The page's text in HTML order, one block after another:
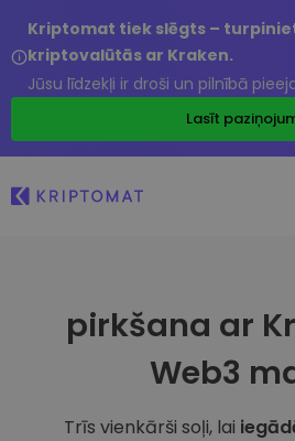
Kriptomat tiek slēgts –
kriptovalūtās ar Kraken.
Jūsu līdzekļi ir droši un pilnībā
Lasīt
pirkšana ar
Web3
Trīs vienkārši soļi, lai